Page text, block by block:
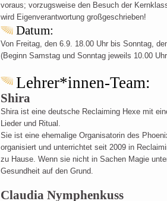
voraus; vorzugsweise den Besuch der
wird Eigenverantwortung großgeschrieben!
Datum:
Von Freitag, den 6.9. 18.00 Uhr bis Sonntag,
(Beginn Samstag und Sonntag jeweils 10.00
Lehrer*innen-Team:
Shira
Shira ist eine deutsche Reclaiming Hexe mit
Lieder und Ritual.
Sie ist eine ehemalige Organisatorin des
organisiert und unterrichtet seit 2009 in
zu Hause. Wenn sie nicht in Sachen Magie
Gesundheit auf den Grund.
Claudia Nymphenkuss